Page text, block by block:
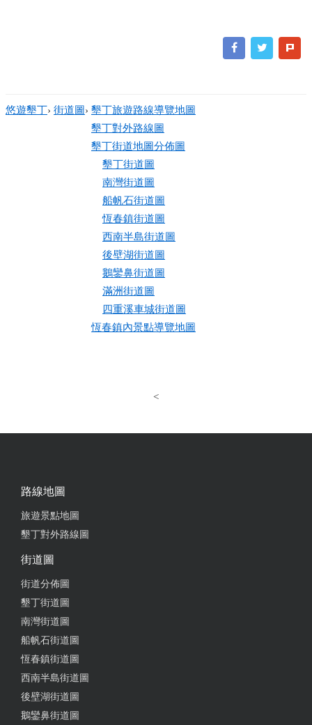
悠遊墾丁› 街道圖› 墾丁旅遊路線導覽地圖
墾丁對外路線圖
墾丁街道地圖分佈圖
墾丁街道圖
南灣街道圖
船帆石街道圖
恆春鎮街道圖
西南半島街道圖
後壁湖街道圖
鵝鑾鼻街道圖
滿洲街道圖
四重溪車城街道圖
恆春鎮內景點導覽地圖
<
路線地圖
旅遊景點地圖
墾丁對外路線圖
街道圖
街道分佈圖
墾丁街道圖
南灣街道圖
船帆石街道圖
恆春鎮街道圖
西南半島街道圖
後壁湖街道圖
鵝鑾鼻街道圖